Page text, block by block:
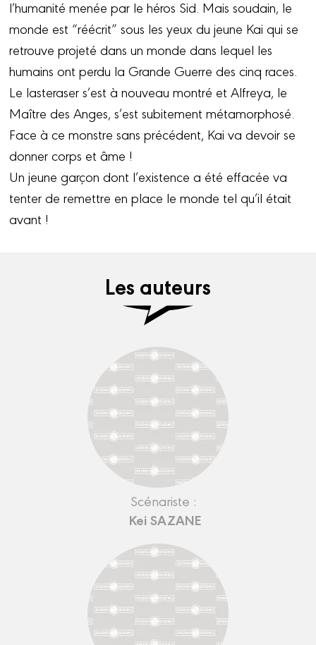
l’humanité menée par le héros Sid. Mais soudain, le
monde est “réécrit” sous les yeux du jeune Kai qui se
retrouve projeté dans un monde dans lequel les
humains ont perdu la Grande Guerre des cinq races.
Le lasteraser s’est à nouveau montré et Alfreya, le
Maître des Anges, s’est subitement métamorphosé.
Face à ce monstre sans précédent, Kai va devoir se
donner corps et âme !
Un jeune garçon dont l’existence a été effacée va
tenter de remettre en place le monde tel qu’il était
avant !
Les auteurs
Scénariste :
Kei SAZANE